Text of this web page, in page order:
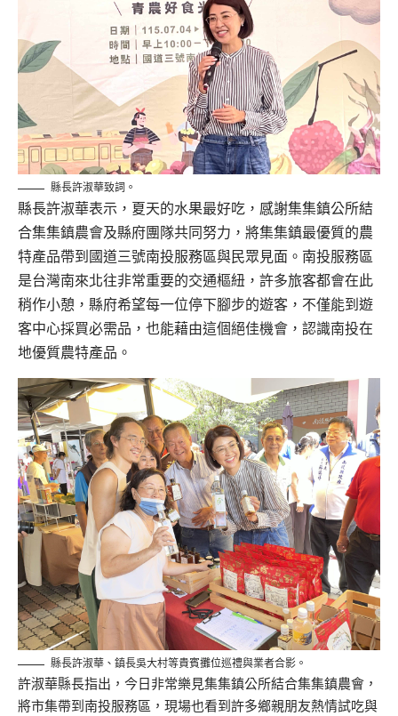
縣長許淑華致詞。
縣長許淑華表示，夏天的水果最好吃，感謝集集鎮公所結
合集集鎮農會及縣府團隊共同努力，將集集鎮最優質的農
特產品帶到國道三號南投服務區與民眾見面。南投服務區
是台灣南來北往非常重要的交通樞紐，許多旅客都會在此
稍作小憩，縣府希望每一位停下腳步的遊客，不僅能到遊
客中心採買必需品，也能藉由這個絕佳機會，認識南投在
地優質農特產品。
縣長許淑華、鎮長吳大村等貴賓攤位巡禮與業者合影。
許淑華縣長指出，今日非常樂見集集鎮公所結合集集鎮農會，
將市集帶到南投服務區，現場也看到許多鄉親朋友熱情試吃與